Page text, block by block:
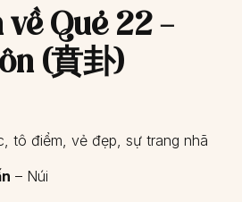
Quẻ 22 –
(賁卦)
tô điểm, vẻ đẹp, sự trang nhã
– Núi